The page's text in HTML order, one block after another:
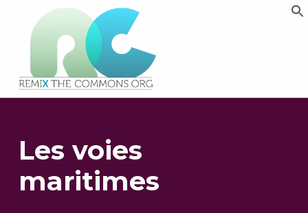
PLATEFORME MULTIMÉDIA OUVERTE ET COLLABORATIVE SUR LES COMMUNS
Les voies
maritimes